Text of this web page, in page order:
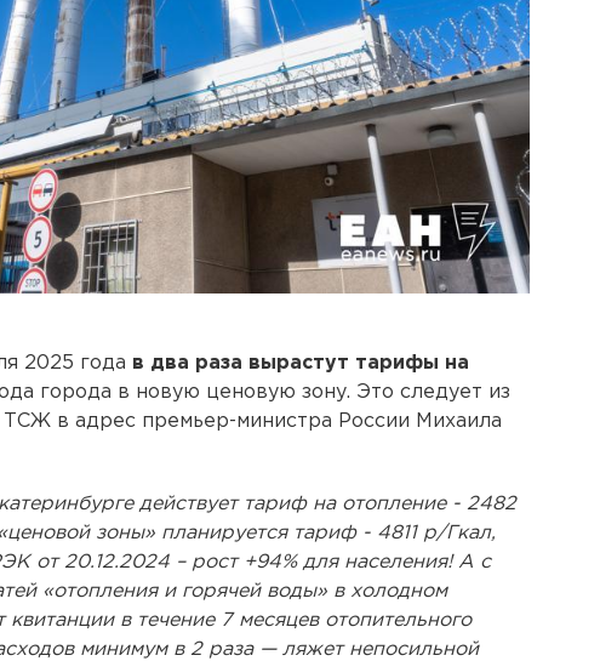
2025 года в два раза вырастут тарифы на
города в новую ценовую зону. Это следует из
ТСЖ в адрес премьер-министра России Михаила
действует тариф на отопление - 2482
зоны» планируется тариф - 4811 р/Гкал,
от 20.12.2024 – рост +94% для населения! А с
«отопления и горячей воды» в холодном
в течение 7 месяцев отопительного
минимум в 2 раза — ляжет непосильной